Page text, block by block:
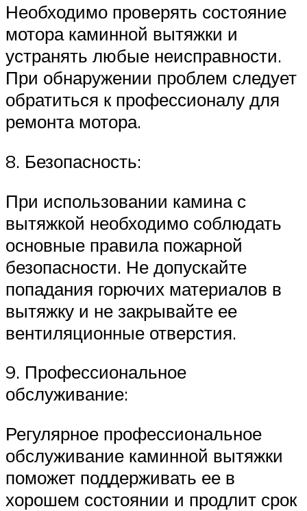
Необходимо проверять состояние
мотора каминной вытяжки и
устранять любые неисправности.
При обнаружении проблем следует
обратиться к профессионалу для
ремонта мотора.
8. Безопасность:
При использовании камина с
вытяжкой необходимо соблюдать
основные правила пожарной
безопасности. Не допускайте
попадания горючих материалов в
вытяжку и не закрывайте ее
вентиляционные отверстия.
9. Профессиональное
обслуживание:
Регулярное профессиональное
обслуживание каминной вытяжки
поможет поддерживать ее в
хорошем состоянии и продлит срок